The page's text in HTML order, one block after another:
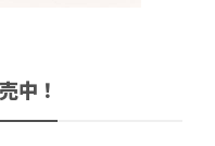
中！